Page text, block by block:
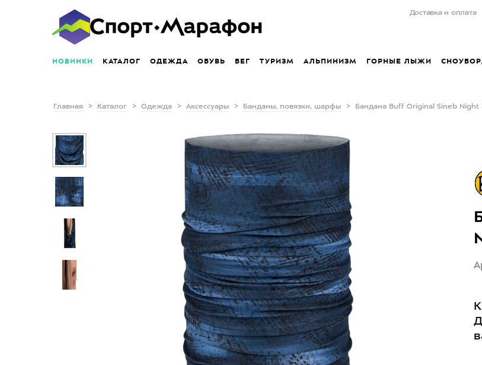
Доставка и оплата
НОВИНКИ КАТАЛОГ ОДЕЖДА ОБУВЬ БЕГ ТУРИЗМ АЛЬПИНИЗМ ГОРНЫЕ ЛЫЖИ
Главная Каталог Одежда Аксессуары Банданы, повязки, шарфы Бандана Buff Original Sineb Night